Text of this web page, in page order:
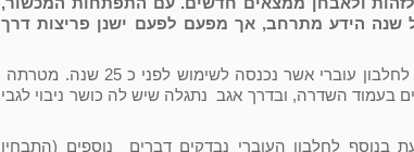
שנה הידע מתרחב, אך מפעם לפעם ישנן פריצות דרך
פריצת דרך אחת הייתה בדיקת הדם לחלבון עוברי אשר נכנסה לשימוש לפני כ 25 שנה. מטרתה
בעמוד השדרה, ובדרך אגב נתגלה שיש לה כושר ניבוי לגבי
לחלבון העוברי נבדקים דברים נוספים (התבחין